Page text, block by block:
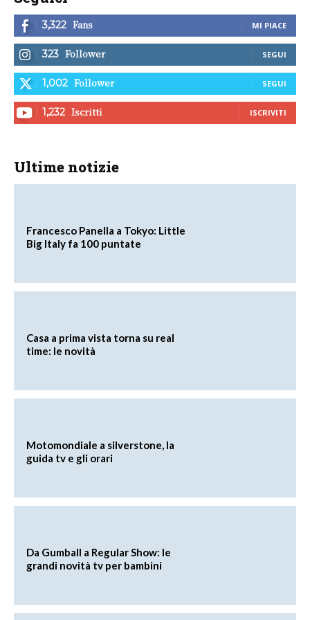
3,322 Fans MI PIACE
323 Follower SEGUI
1,002 Follower SEGUI
1,232 Iscritti ISCRIVITI
Ultime notizie
Francesco Panella a Tokyo: Little
Big Italy fa 100 puntate
Casa a prima vista torna su real
time: le novità
Motomondiale a silverstone, la
guida tv e gli orari
Da Gumball a Regular Show: le
grandi novità tv per bambini